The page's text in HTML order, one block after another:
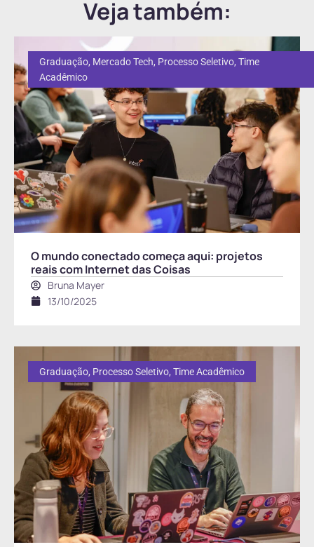
Veja também:
Graduação, Mercado Tech, Processo Seletivo, Time
Acadêmico
O mundo conectado começa aqui: projetos
reais com Internet das Coisas
Bruna Mayer
13/10/2025
Graduação, Processo Seletivo, Time Acadêmico